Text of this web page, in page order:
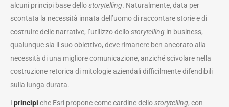
alcuni principi base dellostorytelling. Naturalmente, data per
scontata la necessità innata dell’uomo di raccontare storie e di
costruire delle narrative, l’utilizzo dellostorytelling in business,
qualunque sia il suo obiettivo, deve rimanere ben ancorato alla
necessità di una migliore comunicazione, anziché scivolare nella
costruzione retorica di mitologie aziendali difficilmente difendibili
sulla lunga durata.
I principi che Esri propone come cardine dellostorytelling, con